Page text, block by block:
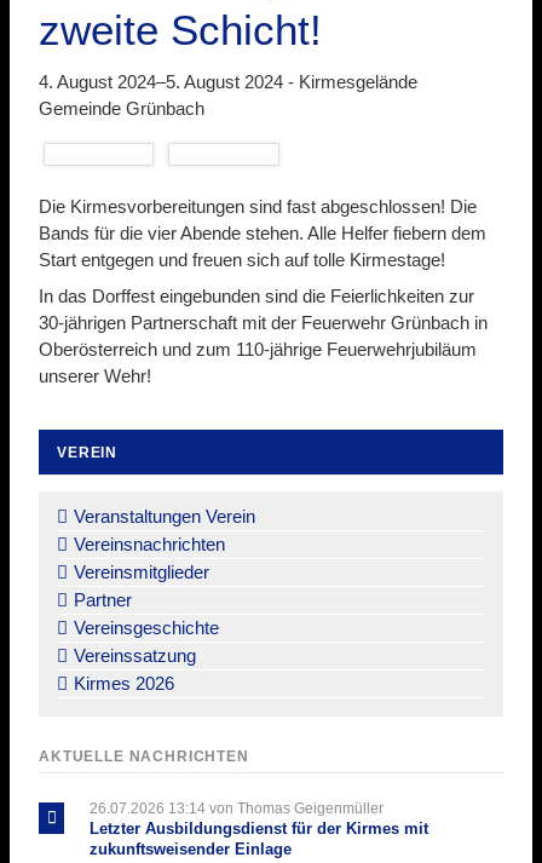
zweite Schicht!
4. August 2024–5. August 2024 - Kirmesgelände
Gemeinde Grünbach
Die Kirmesvorbereitungen sind fast abgeschlossen! Die
Bands für die vier Abende stehen. Alle Helfer fiebern dem
Start entgegen und freuen sich auf tolle Kirmestage!
In das Dorffest eingebunden sind die Feierlichkeiten zur
30-jährigen Partnerschaft mit der Feuerwehr Grünbach in
Oberösterreich und zum 110-jährige Feuerwehrjubiläum
unserer Wehr!
VEREIN
überspringen
Veranstaltungen Verein
Vereinsnachrichten
Vereinsmitglieder
Partner
Vereinsgeschichte
Vereinssatzung
Kirmes 2026
AKTUELLE NACHRICHTEN
26.07.2026 13:14von Thomas Geigenmüller
Letzter Ausbildungsdienst für der Kirmes mit
zukunftsweisender Einlage